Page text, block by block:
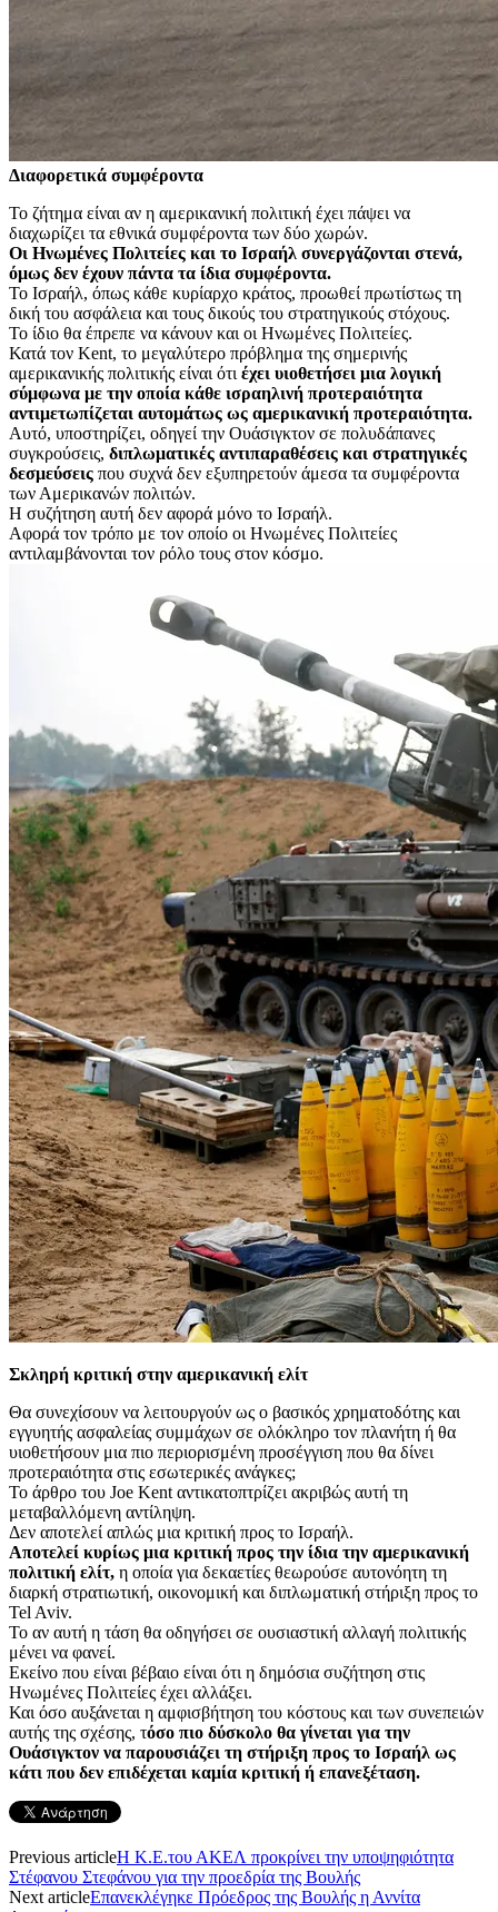
Διαφορετικά συμφέροντα
Το ζήτημα είναι αν η αμερικανική πολιτική έχει πάψει να
διαχωρίζει τα εθνικά συμφέροντα των δύο χωρών.
Οι Ηνωμένες Πολιτείες και το Ισραήλ συνεργάζονται στενά,
όμως δεν έχουν πάντα τα ίδια συμφέροντα.
Το Ισραήλ, όπως κάθε κυρίαρχο κράτος, προωθεί πρωτίστως τη
δική του ασφάλεια και τους δικούς του στρατηγικούς στόχους.
Το ίδιο θα έπρεπε να κάνουν και οι Ηνωμένες Πολιτείες.
Κατά τον Kent, το μεγαλύτερο πρόβλημα της σημερινής
αμερικανικής πολιτικής είναι ότι έχει υιοθετήσει μια λογική
σύμφωνα με την οποία κάθε ισραηλινή προτεραιότητα
αντιμετωπίζεται αυτομάτως ως αμερικανική προτεραιότητα.
Αυτό, υποστηρίζει, οδηγεί την Ουάσιγκτον σε πολυδάπανες
συγκρούσεις, διπλωματικές αντιπαραθέσεις και στρατηγικές
δεσμεύσεις που συχνά δεν εξυπηρετούν άμεσα τα συμφέροντα
των Αμερικανών πολιτών.
Η συζήτηση αυτή δεν αφορά μόνο το Ισραήλ.
Αφορά τον τρόπο με τον οποίο οι Ηνωμένες Πολιτείες
αντιλαμβάνονται τον ρόλο τους στον κόσμο.
Σκληρή κριτική στην αμερικανική ελίτ
Θα συνεχίσουν να λειτουργούν ως ο βασικός χρηματοδότης και
εγγυητής ασφαλείας συμμάχων σε ολόκληρο τον πλανήτη ή θα
υιοθετήσουν μια πιο περιορισμένη προσέγγιση που θα δίνει
προτεραιότητα στις εσωτερικές ανάγκες;
Το άρθρο του Joe Kent αντικατοπτρίζει ακριβώς αυτή τη
μεταβαλλόμενη αντίληψη.
Δεν αποτελεί απλώς μια κριτική προς το Ισραήλ.
Αποτελεί κυρίως μια κριτική προς την ίδια την αμερικανική
πολιτική ελίτ, η οποία για δεκαετίες θεωρούσε αυτονόητη τη
διαρκή στρατιωτική, οικονομική και διπλωματική στήριξη προς το
Tel Aviv.
Το αν αυτή η τάση θα οδηγήσει σε ουσιαστική αλλαγή πολιτικής
μένει να φανεί.
Εκείνο που είναι βέβαιο είναι ότι η δημόσια συζήτηση στις
Ηνωμένες Πολιτείες έχει αλλάξει.
Και όσο αυξάνεται η αμφισβήτηση του κόστους και των συνεπειών
αυτής της σχέσης, τόσο πιο δύσκολο θα γίνεται για την
Ουάσιγκτον να παρουσιάζει τη στήριξη προς το Ισραήλ ως
κάτι που δεν επιδέχεται καμία κριτική ή επανεξέταση.
Previous articleΗ Κ.Ε.του ΑΚΕΛ προκρίνει την υποψηφιότητα
Στέφανου Στεφάνου για την προεδρία της Βουλής
Next articleΕπανεκλέγηκε Πρόεδρος της Βουλής η Αννίτα